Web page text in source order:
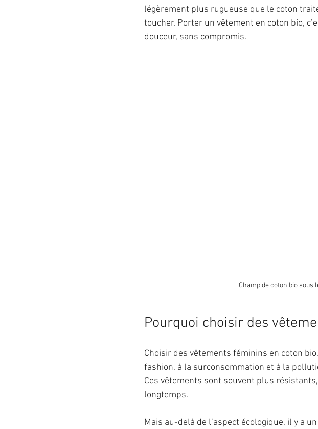
légèrement plus rugueuse que le coton
toucher. Porter un vêtement en coton bio,
douceur, sans compromis.
Champ de coton bio
Pourquoi choisir des
Choisir des vêtements féminins en coton
fashion, à la surconsommation et à la
Ces vêtements sont souvent plus
longtemps.
Mais au-delà de l’aspect écologique, il y a